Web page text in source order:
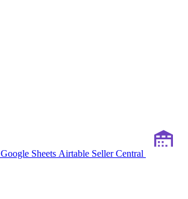
Google Sheets Airtable Seller Central